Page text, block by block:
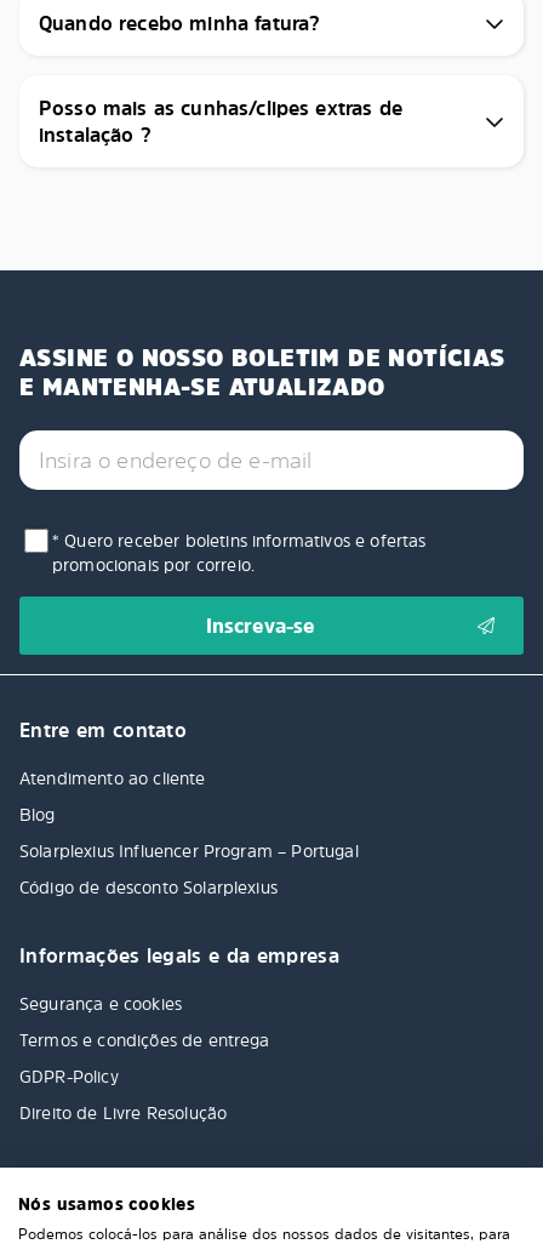
Quando recebo minha fatura?
Posso mais as cunhas/clipes extras de
instalação ?
ASSINE O NOSSO BOLETIM DE NOTÍCIAS
E MANTENHA-SE ATUALIZADO
* Quero receber boletins informativos e ofertas
promocionais por correio.
Entre em contato
Atendimento ao cliente
Blog
Solarplexius Influencer Program – Portugal
Código de desconto Solarplexius
Informações legais e da empresa
Segurança e cookies
Termos e condições de entrega
GDPR-Policy
Direito de Livre Resolução
Nós usamos cookies
Podemos colocá-los para análise dos nossos dados de visitantes, para